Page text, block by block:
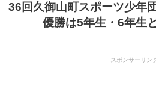
36回久御山町スポーツ少年
優勝は5年生・6年生
スポンサーリン